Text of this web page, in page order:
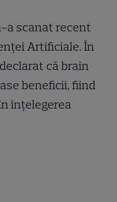
a scanat recent
Artificiale. În
că brain
beneficii, fiind
înțelegerea